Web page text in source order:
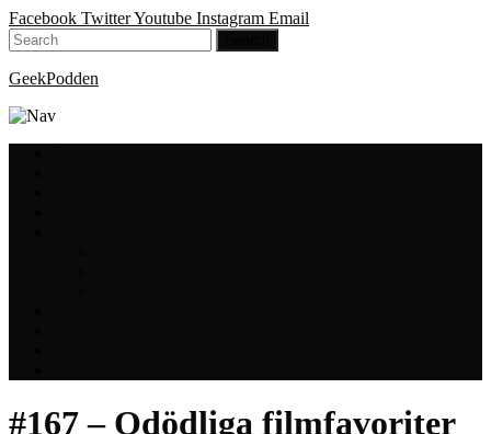
Facebook TwitterYoutube Instagram Email
GeekPodden
#167 – Odödliga filmfavoriter